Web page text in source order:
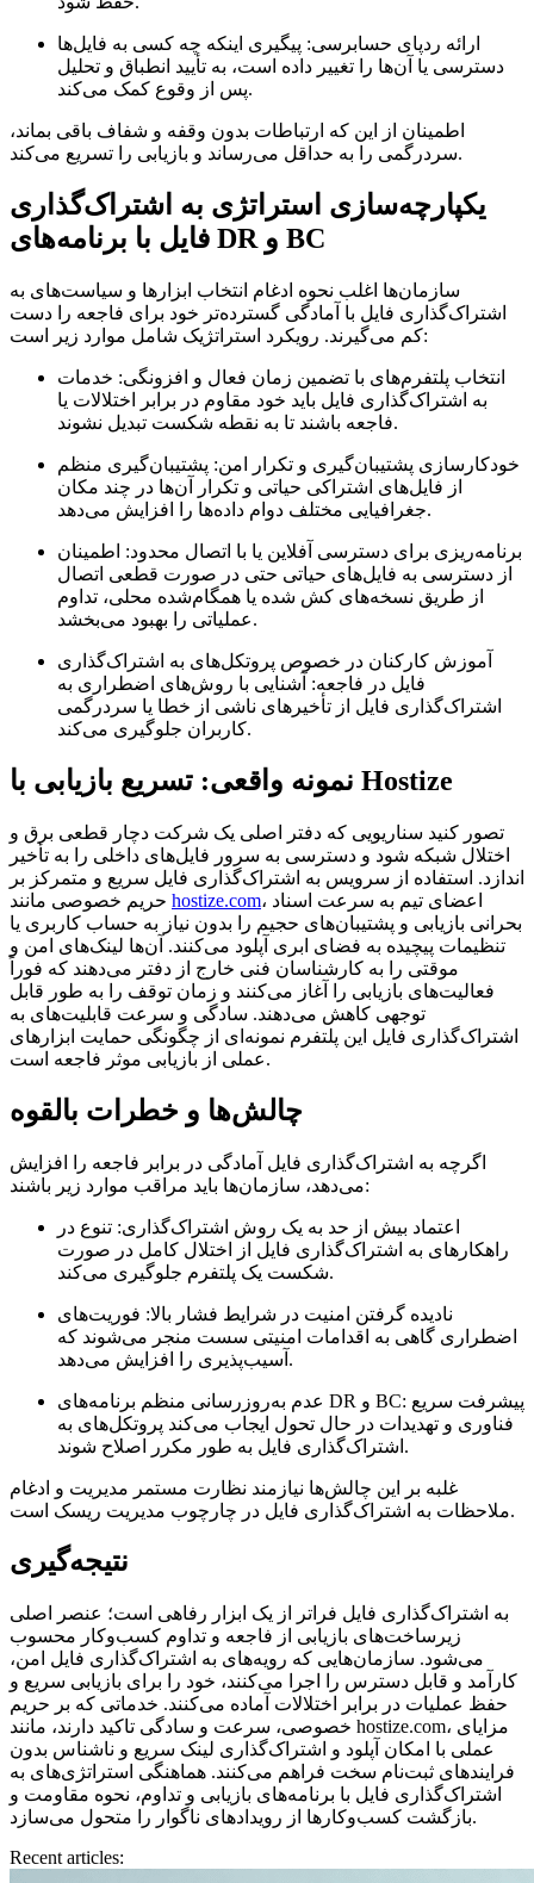
ارائه ردپای حسابرسی: پیگیری اینکه چه کسی به فایل‌ها
دسترسی یا آن‌ها را تغییر داده است، به تأیید انطباق و تحلیل
پس از وقوع کمک می‌کند.
اطمینان از این که ارتباطات بدون وقفه و شفاف باقی بماند،
سردرگمی را به حداقل می‌رساند و بازیابی را تسریع می‌کند.
یکپارچه‌سازی استراتژی به اشتراک‌گذاری
فایل با برنامه‌های DR و BC
سازمان‌ها اغلب نحوه ادغام انتخاب ابزارها و سیاست‌های به
اشتراک‌گذاری فایل با آمادگی گسترده‌تر خود برای فاجعه را دست
کم می‌گیرند. رویکرد استراتژیک شامل موارد زیر است:
انتخاب پلتفرم‌های با تضمین زمان فعال و افزونگی: خدمات
به اشتراک‌گذاری فایل باید خود مقاوم در برابر اختلالات یا
فاجعه باشند تا به نقطه شکست تبدیل نشوند.
خودکارسازی پشتیبان‌گیری و تکرار امن: پشتیبان‌گیری منظم
از فایل‌های اشتراکی حیاتی و تکرار آن‌ها در چند مکان
جغرافیایی مختلف دوام داده‌ها را افزایش می‌دهد.
برنامه‌ریزی برای دسترسی آفلاین یا با اتصال محدود: اطمینان
از دسترسی به فایل‌های حیاتی حتی در صورت قطعی اتصال
از طریق نسخه‌های کش شده یا همگام‌شده محلی، تداوم
عملیاتی را بهبود می‌بخشد.
آموزش کارکنان در خصوص پروتکل‌های به اشتراک‌گذاری
فایل در فاجعه: آشنایی با روش‌های اضطراری به
اشتراک‌گذاری فایل از تأخیرهای ناشی از خطا یا سردرگمی
کاربران جلوگیری می‌کند.
نمونه واقعی: تسریع بازیابی با Hostize
تصور کنید سناریویی که دفتر اصلی یک شرکت دچار قطعی برق و
اختلال شبکه شود و دسترسی به سرور فایل‌های داخلی را به تأخیر
اندازد. استفاده از سرویس به اشتراک‌گذاری فایل سریع و متمرکز بر
hostize.com، اعضای تیم به سرعت اسناد
بحرانی بازیابی و پشتیبان‌های حجیم را بدون نیاز به حساب کاربری یا
تنظیمات پیچیده به فضای ابری آپلود می‌کنند. آن‌ها لینک‌های امن و
موقتی را به کارشناسان فنی خارج از دفتر می‌دهند که فوراً
فعالیت‌های بازیابی را آغاز می‌کنند و زمان توقف را به طور قابل
توجهی کاهش می‌دهند. سادگی و سرعت قابلیت‌های به
اشتراک‌گذاری فایل این پلتفرم نمونه‌ای از چگونگی حمایت ابزارهای
عملی از بازیابی موثر فاجعه است.
چالش‌ها و خطرات بالقوه
اگرچه به اشتراک‌گذاری فایل آمادگی در برابر فاجعه را افزایش
می‌دهد، سازمان‌ها باید مراقب موارد زیر باشند:
اعتماد بیش از حد به یک روش اشتراک‌گذاری: تنوع در
راهکارهای به اشتراک‌گذاری فایل از اختلال کامل در صورت
شکست یک پلتفرم جلوگیری می‌کند.
نادیده گرفتن امنیت در شرایط فشار بالا: فوریت‌های
اضطراری گاهی به اقدامات امنیتی سست منجر می‌شوند که
آسیب‌پذیری را افزایش می‌دهد.
عدم به‌روزرسانی منظم برنامه‌های DR و BC:
فناوری و تهدیدات در حال تحول ایجاب می‌کند پروتکل‌های به
اشتراک‌گذاری فایل به طور مکرر اصلاح شوند.
غلبه بر این چالش‌ها نیازمند نظارت مستمر مدیریت و ادغام
ملاحظات به اشتراک‌گذاری فایل در چارچوب مدیریت ریسک است.
نتیجه‌گیری
به اشتراک‌گذاری فایل فراتر از یک ابزار رفاهی است؛ عنصر اصلی
زیرساخت‌های بازیابی از فاجعه و تداوم کسب‌وکار محسوب
می‌شود. سازمان‌هایی که رویه‌های به اشتراک‌گذاری فایل امن،
کارآمد و قابل دسترس را اجرا می‌کنند، خود را برای بازیابی سریع و
حفظ عملیات در برابر اختلالات آماده می‌کنند. خدماتی که بر حریم
خصوصی، سرعت و سادگی تاکید دارند، مانند hostize.com، مزایای
عملی با امکان آپلود و اشتراک‌گذاری لینک سریع و ناشناس بدون
فرایندهای ثبت‌نام سخت فراهم می‌کنند. هماهنگی استراتژی‌های به
اشتراک‌گذاری فایل با برنامه‌های بازیابی و تداوم، نحوه مقاومت و
بازگشت کسب‌وکارها از رویدادهای ناگوار را متحول می‌سازد.
Recent articles: